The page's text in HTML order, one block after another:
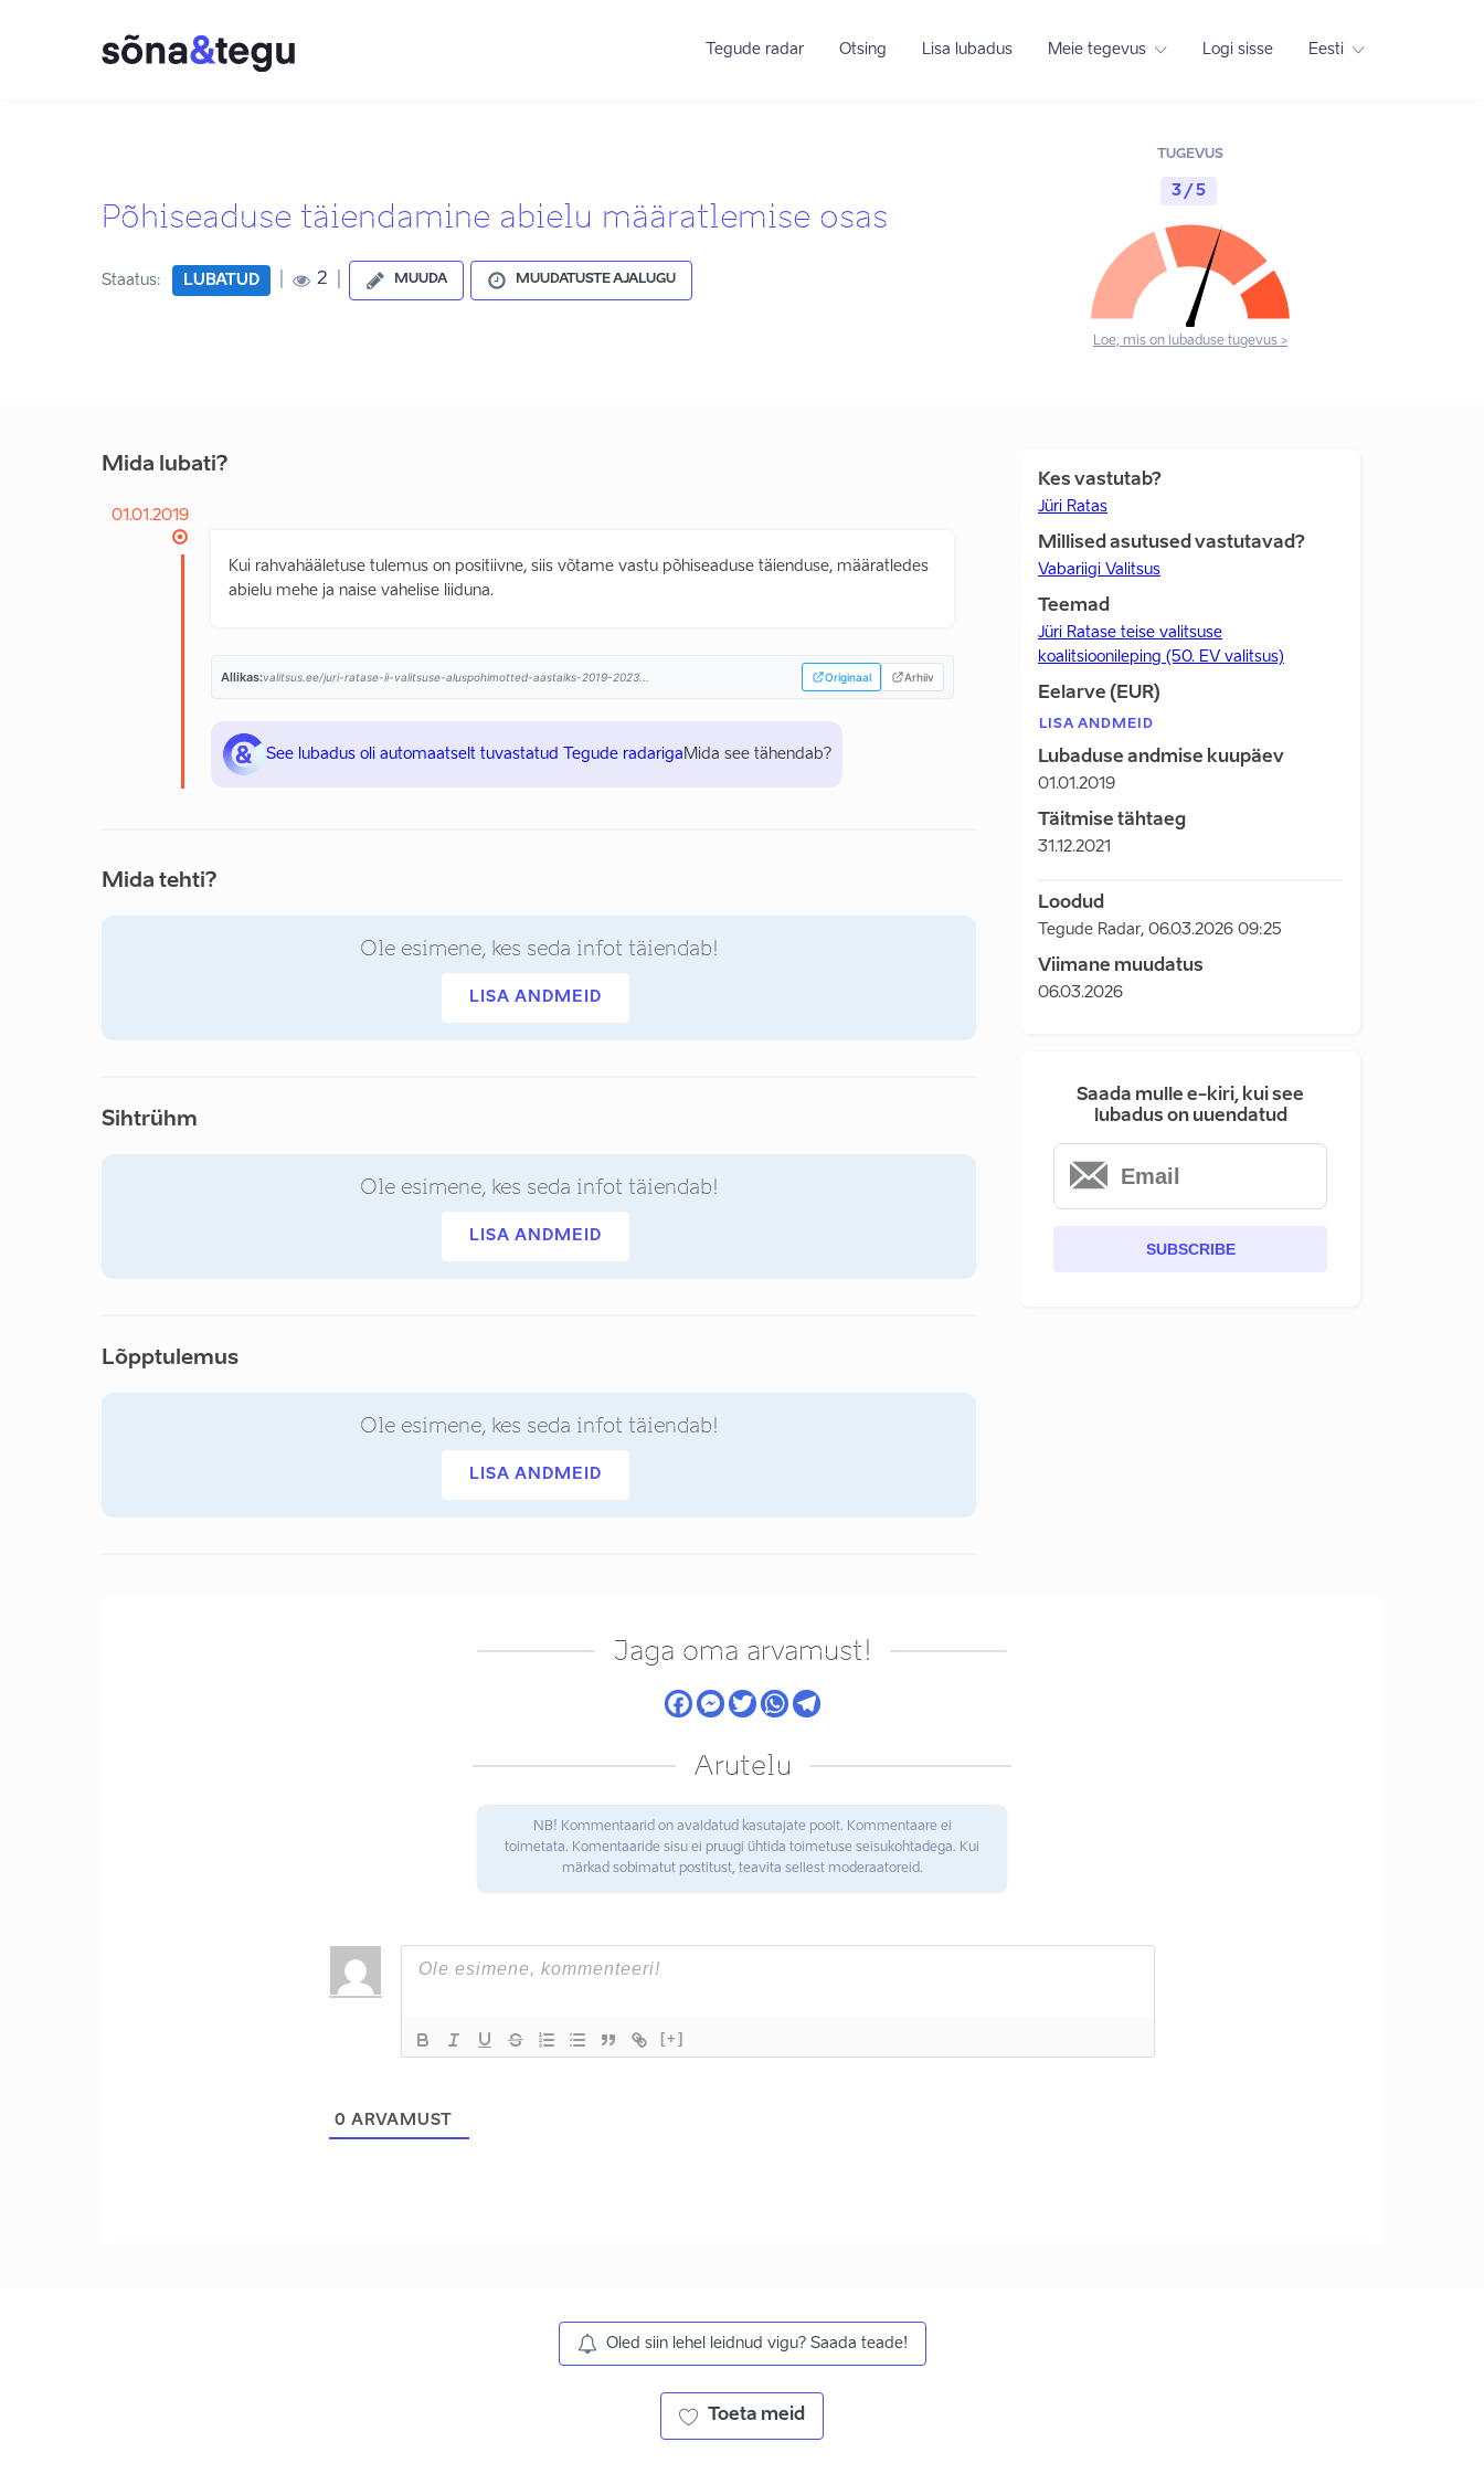
Tegude radar Otsing Lisa lubadus Meie tegevus Logi sisse Eesti
Põhiseaduse täiendamine abielu määratlemise osas
Staatus: LUBATUD 2 MUUDA MUUDATUSTE AJALUGU
TUGEVUS
3 / 5
Loe, mis on lubaduse tugevus >
Mida lubati?
01.01.2019
Kui rahvahääletuse tulemus on positiivne, siis võtame vastu põhiseaduse täienduse, määratledes
abielu mehe ja naise vahelise liiduna.
Allikas:valitsus.ee/juri-ratase-ii-valitsuse-aluspohimotted-aastaiks-2019-2023... Originaal Arhiiv
See lubadus oli automaatselt tuvastatud Tegude radariga Mida see tähendab?
Mida tehti?
Ole esimene, kes seda infot täiendab!
LISA ANDMEID
Sihtrühm
Ole esimene, kes seda infot täiendab!
LISA ANDMEID
Lõpptulemus
Ole esimene, kes seda infot täiendab!
LISA ANDMEID
Kes vastutab?
Jüri Ratas
Millised asutused vastutavad?
Vabariigi Valitsus
Teemad
Jüri Ratase teise valitsuse
koalitsioonileping (50. EV valitsus)
Eelarve (EUR)
LISA ANDMEID
Lubaduse andmise kuupäev
01.01.2019
Täitmise tähtaeg
31.12.2021
Loodud
Tegude Radar, 06.03.2026 09:25
Viimane muudatus
06.03.2026
Saada mulle e-kiri, kui see
lubadus on uuendatud
SUBSCRIBE
Jaga oma arvamust!
Arutelu
NB! Kommentaarid on avaldatud kasutajate poolt. Kommentaare ei
toimetata. Komentaaride sisu ei pruugi ühtida toimetuse seisukohtadega. Kui
märkad sobimatut postitust, teavita sellest moderaatoreid.
[+]
0 ARVAMUST
Oled siin lehel leidnud vigu? Saada teade!
Toeta meid